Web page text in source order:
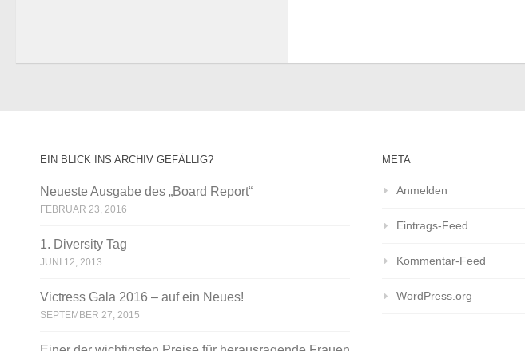
EIN BLICK INS ARCHIV GEFÄLLIG?
Neueste Ausgabe des „Board Report“
FEBRUAR 23, 2016
1. Diversity Tag
JUNI 12, 2013
Victress Gala 2016 – auf ein Neues!
SEPTEMBER 27, 2015
META
Anmelden
Eintrags-Feed
Kommentar-Feed
WordPress.org